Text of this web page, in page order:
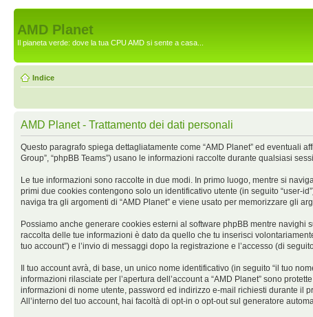
AMD Planet
Il pianeta verde: dove la tua CPU AMD si sente a casa...
Indice
AMD Planet - Trattamento dei dati personali
Questo paragrafo spiega dettagliatamente come “AMD Planet” ed eventuali
Group”, “phpBB Teams”) usano le informazioni raccolte durante qualsiasi
Le tue informazioni sono raccolte in due modi. In primo luogo, mentre si
primi due cookies contengono solo un identificativo utente (in seguito “user-
naviga tra gli argomenti di “AMD Planet” e viene usato per memorizzare gli
Possiamo anche generare cookies esterni al software phpBB mentre navighi
raccolta delle tue informazioni è dato da quello che tu inserisci
tuo account”) e l’invio di messaggi dopo la registrazione e l’accesso (di
Il tuo account avrà, di base, un unico nome identificativo (in seguito “il tuo
informazioni rilasciate per l’apertura dell’account a “AMD Planet” sono
informazioni di nome utente, password ed indirizzo e-mail richiesti durante il
All’interno del tuo account, hai facoltà di opt-in o opt-out sul generatore